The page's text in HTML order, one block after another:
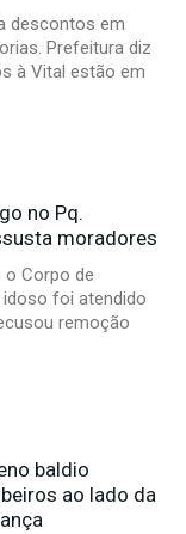
descontos em
Prefeitura diz
à Vital estão em
no Pq.
moradores
Corpo de
foi atendido
remoção
baldio
ao lado da